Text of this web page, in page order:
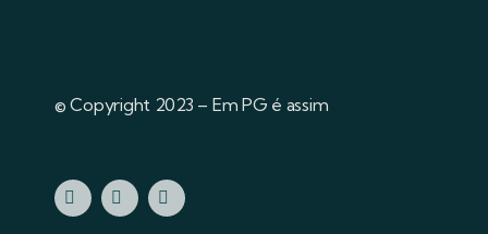
© Copyright 2023 – Em PG é assim